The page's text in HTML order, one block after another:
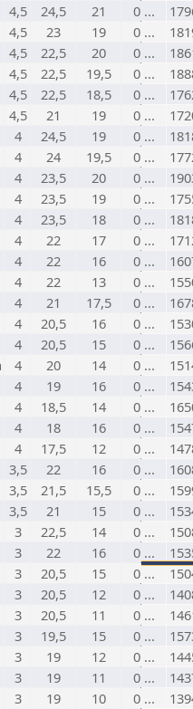
4,5 24,5 21 0 ...
4,5 23 19 0 ...
4,5 22,5 20 0 ...
4,5 22,5 19,5 0 ...
4,5 22,5 18,5 0 ...
4,5 21 19 0 ...
4 24,5 19 0 ...
4 24 19,5 0 ...
4 23,5 20 0 ...
4 23,5 19 0 ...
4 23,5 18 0 ...
4 22 17 0 ...
4 22 16 0 ...
4 22 13 0 ...
4 21 17,5 0 ...
4 20,5 16 0 ...
4 20,5 15 0 ...
4 20 14 0 ...
4 19 16 0 ...
4 18,5 14 0 ...
4 18 16 0 ...
4 17,5 12 0 ...
3,5 22 16 0 ...
3,5 21,5 15,5 0 ...
3,5 21 15 0 ...
3 22,5 14 0 ...
3 22 16 0 ...
3 20,5 15 0 ...
3 20,5 12 0 ...
3 20,5 11 0 ...
3 19,5 15 0 ...
3 19 12 0 ...
3 19 11 0 ...
3 19 10 0 ...